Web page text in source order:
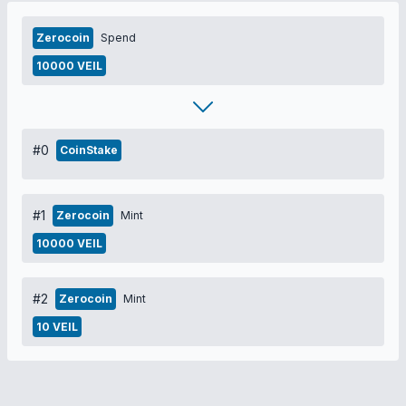
Zerocoin Spend
10000 VEIL
#0 CoinStake
#1 Zerocoin Mint
10000 VEIL
#2 Zerocoin Mint
10 VEIL